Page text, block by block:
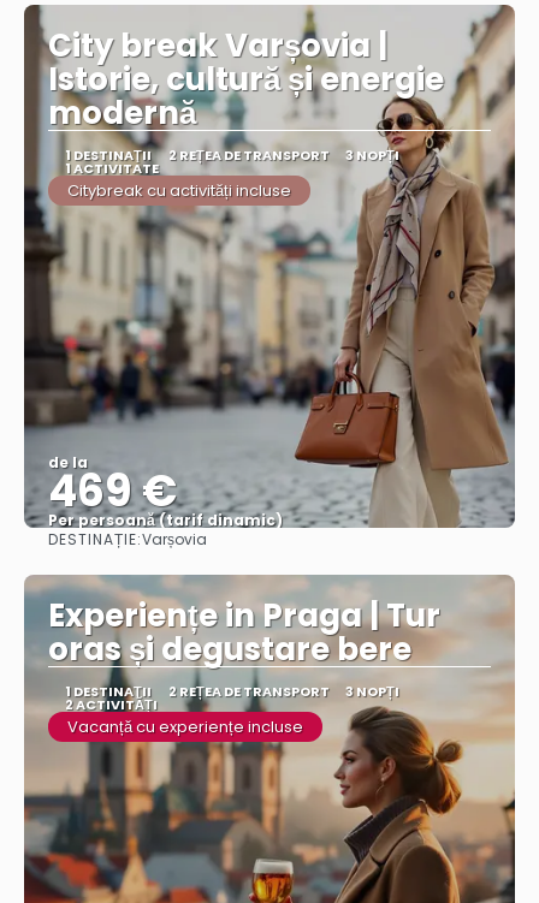
City break Varșovia |
Istorie, cultură și energie
modernă
1 DESTINAŢII 2 REȚEA DE TRANSPORT 3 NOPȚI
1 ACTIVITATE
Citybreak cu activități incluse
de la
469 €
Per persoană (tarif dinamic)
DESTINAȚIE:Varșovia
Experiențe in Praga | Tur
oras și degustare bere
1 DESTINAŢII 2 REȚEA DE TRANSPORT 3 NOPȚI
2 ACTIVITĂȚI
Vacanță cu experiențe incluse